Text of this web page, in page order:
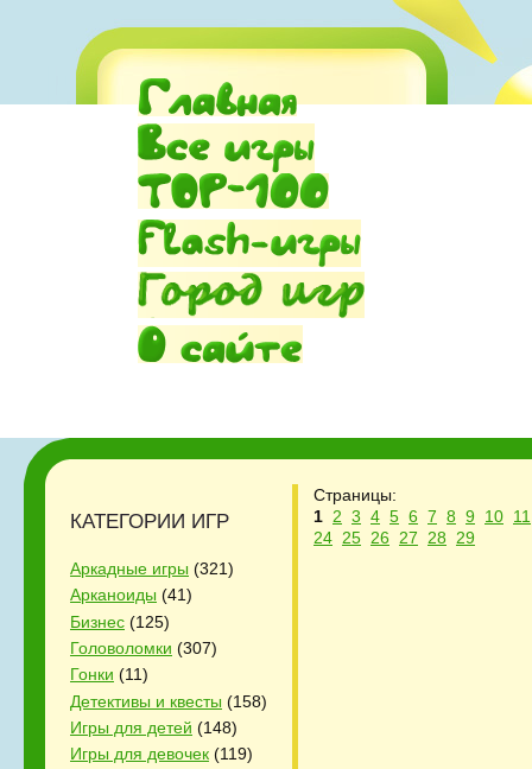
КАТЕГОРИИ ИГР
Аркадные игры (321)
Арканоиды (41)
Бизнес (125)
Головоломки (307)
Гонки (11)
Детективы и квесты (158)
Игры для детей (148)
Игры для девочек (119)
Страницы:
1 2 3 4 5 6 7 8 9 10 11
24 25 26 27 28 29